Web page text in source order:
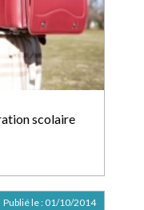
scolaire
Publié le : 01/10/2014